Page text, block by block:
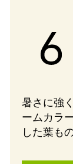
暑さに強
ームカラ
した葉も